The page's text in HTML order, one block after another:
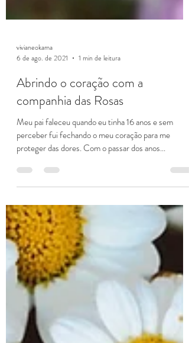
vivianeokama
6 de ago. de 2021
1 min de leitura
Abrindo o coração com a
companhia das Rosas
Meu pai faleceu quando eu tinha 16 anos e sem
perceber fui fechando o meu coração para me
proteger das dores. Com o passar dos anos...